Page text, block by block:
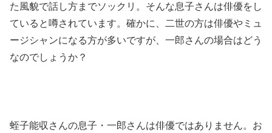
た風貌で話し方までソックリ。そんな息子さんは俳優をし
ていると噂されています。確かに、二世の方は俳優やミュ
ージシャンになる方が多いですが、一郎さんの場合はどう
なのでしょうか？
蛭子能収さんの息子・一郎さんは俳優ではありません。お